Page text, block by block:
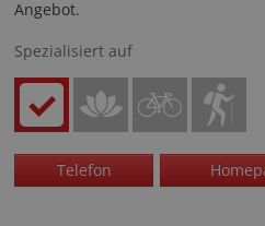
Angebot.
Spezialisiert auf
Telefon